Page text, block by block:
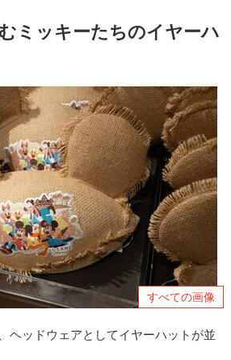
ミッキーたちのイヤーハ
すべての画像
ヘッドウェアとしてイヤーハットが並